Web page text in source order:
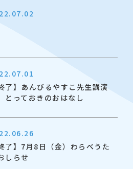
了】あんびるやすこ先生講演
っておきのおはなし
了】7月8日（金）わらべうた
しらせ